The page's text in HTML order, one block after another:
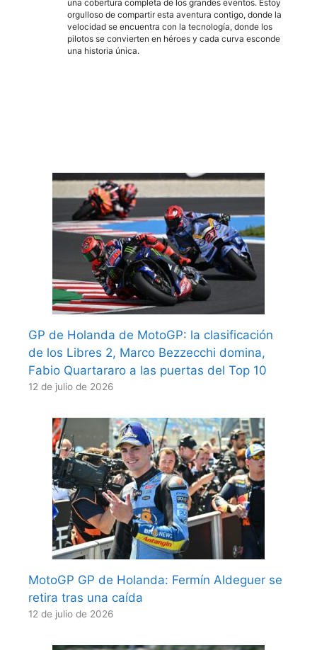
una cobertura completa de los grandes eventos. Estoy
orgulloso de compartir esta aventura contigo, donde la
velocidad se encuentra con la tecnología, donde los
pilotos se convierten en héroes y cada curva esconde
una historia única.
GP de Holanda de MotoGP: la clasificación
de los Libres 2, Marco Bezzecchi domina,
Fabio Quartararo a las puertas del Top 10
12 de julio de 2026
MotoGP GP de Holanda: Fermín Aldeguer se
retira tras una caída
12 de julio de 2026